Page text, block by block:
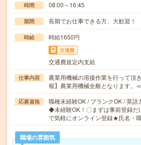
時間 08:00～16:45
期間 長期でお仕事できる方、大歓迎！
時給 時給1650円
交通費
交通費規定内支給
仕事内容
農業用機械の溶接作業を行って頂
報】農業用機械全般となります
応募資格
職種未経験OK / ブランクOK / 英語
◆未経験OK！〇まずは事前登録だ
で気軽にオンライン登録★氏名・
職場の雰囲気